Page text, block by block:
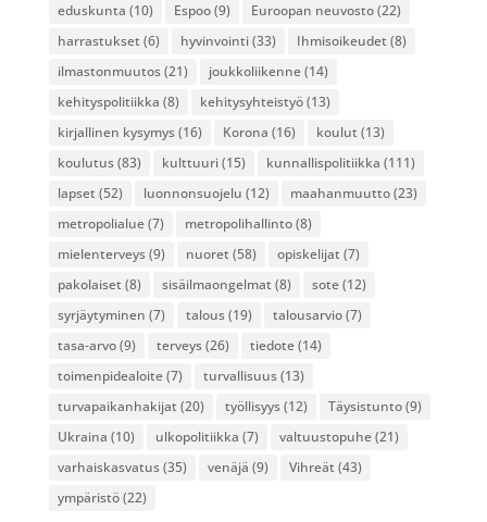
eduskunta (10) Espoo(9) Euroopan neuvosto(22)
harrastukset (6) hyvinvointi(33) Ihmisoikeudet (8)
ilmastonmuutos(21) joukkoliikenne(14)
kehityspolitiikka (8) kehitysyhteistyö(13)
kirjallinen kysymys(16) Korona (16) koulut (13)
koulutus(83) kulttuuri(15) kunnallispolitiikka (111)
lapset (52) luonnonsuojelu (12) maahanmuutto(23)
metropolialue(7) metropolihallinto(8)
mielenterveys(9) nuoret (58) opiskelijat (7)
pakolaiset (8) sisäilmaongelmat (8) sote(12)
syrjäytyminen (7) talous(19) talousarvio(7)
tasa-arvo(9) terveys(26) tiedote(14)
toimenpidealoite(7) turvallisuus(13)
turvapaikanhakijat (20) työllisyys(12) Täysistunto(9)
Ukraina (10) ulkopolitiikka (7) valtuustopuhe(21)
varhaiskasvatus(35) venäjä (9) Vihreät (43)
ympäristö(22)